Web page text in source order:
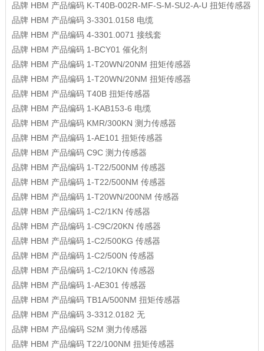
品牌 HBM 产品编码 K-T40B-002R-MF-S-M-SU2-A-U 扭矩传感器
品牌 HBM 产品编码 3-3301.0158 电缆
品牌 HBM 产品编码 4-3301.0071 接线套
品牌 HBM 产品编码 1-BCY01 催化剂
品牌 HBM 产品编码 1-T20WN/20NM 扭矩传感器
品牌 HBM 产品编码 1-T20WN/20NM 扭矩传感器
品牌 HBM 产品编码 T40B 扭矩传感器
品牌 HBM 产品编码 1-KAB153-6 电缆
品牌 HBM 产品编码 KMR/300KN 测力传感器
品牌 HBM 产品编码 1-AE101 扭矩传感器
品牌 HBM 产品编码 C9C 测力传感器
品牌 HBM 产品编码 1-T22/500NM 传感器
品牌 HBM 产品编码 1-T22/500NM 传感器
品牌 HBM 产品编码 1-T20WN/200NM 传感器
品牌 HBM 产品编码 1-C2/1KN 传感器
品牌 HBM 产品编码 1-C9C/20KN 传感器
品牌 HBM 产品编码 1-C2/500KG 传感器
品牌 HBM 产品编码 1-C2/500N 传感器
品牌 HBM 产品编码 1-C2/10KN 传感器
品牌 HBM 产品编码 1-AE301 传感器
品牌 HBM 产品编码 TB1A/500NM 扭矩传感器
品牌 HBM 产品编码 3-3312.0182 无
品牌 HBM 产品编码 S2M 测力传感器
品牌 HBM 产品编码 T22/100NM 扭矩传感器